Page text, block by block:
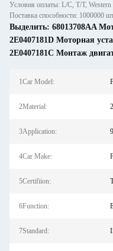
Условия оплаты: L/C, T/T,
Поставка способности: 1000000
Выделить: 68013708AA
2E0407181D Моторная
2E0407181C Монтаж
1Car Model:
2Material:
3Application:
4Car Make:
5Certifiion:
6Function:
7Standard: